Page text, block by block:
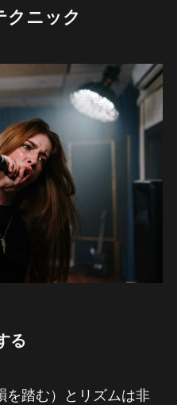
クニック
る
を踏む）とリズムは非